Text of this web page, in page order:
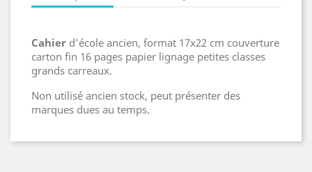
Cahier d'école ancien, format 17x22 cm couverture
carton fin 16 pages papier lignage petites classes
grands carreaux.
Non utilisé ancien stock, peut présenter des
marques dues au temps.